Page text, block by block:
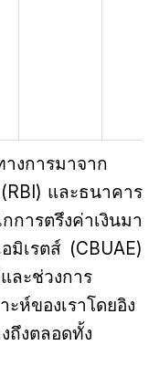
งการมาจาก
และธนาคาร
การตรึงค่าเงินมา
มิเรตส์ (CBUAE)
ละช่วงการ
ห์ของเราโดยอิง
ถึงตลอดทั้ง